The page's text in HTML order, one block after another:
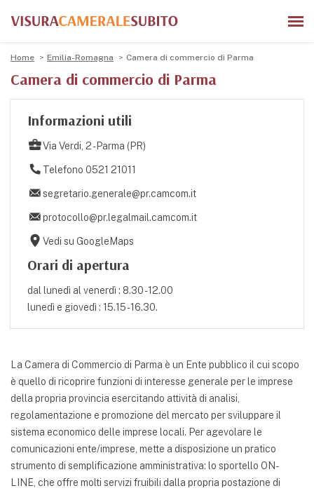
Home Emilia-Romagna Camera di commercio di Parma
Camera di commercio di Parma
Informazioni utili
Via Verdi, 2 - Parma (PR)
Telefono 0521 21011
segretario.generale@pr.camcom.it
protocollo@pr.legalmail.camcom.it
Vedi su GoogleMaps
Orari di apertura
dal lunedì al venerdì : 8.30 - 12.00
lunedì e giovedì : 15.15 - 16.30.
La Camera di Commercio di Parma è un Ente pubblico il cui scopo
è quello di ricoprire funzioni di interesse generale per le imprese
della propria provincia esercitando attività di analisi,
regolamentazione e promozione del mercato per sviluppare il
sistema economico delle imprese locali. Per agevolare le
comunicazioni ente/imprese, mette a disposizione un pratico
strumento di semplificazione amministrativa: lo sportello ON-
LINE, che offre molti servizi fruibili dalla propria postazione di